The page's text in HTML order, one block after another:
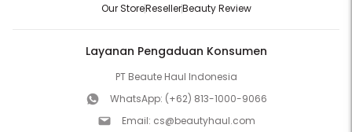
Our StoreResellerBeauty Review
Layanan Pengaduan Konsumen
PT Beaute Haul Indonesia
WhatsApp: (+62) 813-1000-9066
Email: cs@beautyhaul.com